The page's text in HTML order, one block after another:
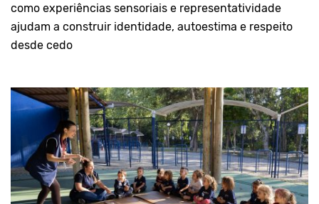
como experiências sensoriais e representatividade
ajudam a construir identidade, autoestima e respeito
desde cedo